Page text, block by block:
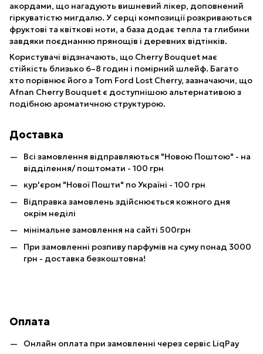
акордами, що нагадують вишневий лікер, доповнений
гіркуватістю мигдалю. У серці композиції розкриваються
фруктові та квіткові ноти, а база додає тепла та глибини
завдяки поєднанню прянощів і деревних відтінків.
Користувачі відзначають, що Cherry Bouquet має
стійкість близько 6–8 годин і помірний шлейф. Багато
хто порівнює його з Tom Ford Lost Cherry, зазначаючи, що
Afnan Cherry Bouquet є доступнішою альтернативою з
подібною ароматичною структурою.
Доставка
Всі замовлення відправляються "Новою Поштою" - на
відділення/ поштомати - 100 грн
кур'єром "Нової Пошти" по Україні - 100 грн
Відправка замовлень здійснюється кожного дня
окрім неділі
мінімальне замовлення на сайті 500грн
При замовленні розпиву парфумів на суму понад 3000
грн - доставка безкоштовна!
Оплата
Онлайн оплата при замовленні через сервіс LiqPay